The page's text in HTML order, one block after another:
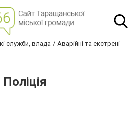
служби, влада
Аварійні та екстрені
Поліція